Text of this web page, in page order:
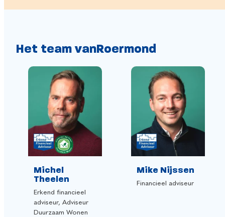
Het team vanRoermond
Michel
Theelen
Erkend financieel
adviseur, Adviseur
Duurzaam Wonen
Mike Nijssen
Financieel adviseur